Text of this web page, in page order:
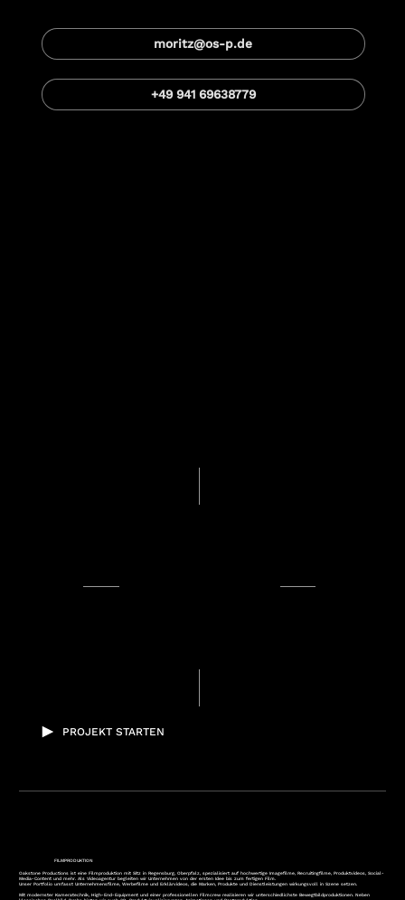
moritz@os-p.de
+49 941 69638779
PROJEKT STARTEN
FILMPRODUKTION
Oakstone Productions ist eine Filmproduktion mit Sitz in Regensburg, Oberpfalz, spezialisiert auf hochwertige Imagefilme, Recruitingfilme, Produktvideos, Social-
Media-Content und mehr. Als Videoagentur begleiten wir Unternehmen von der ersten Idee bis zum fertigen Film.
Unser Portfolio umfasst Unternehmensfilme, Werbefilme und Erklärvideos, die Marken, Produkte und Dienstleistungen wirkungsvoll in Szene setzen.
Mit modernster Kameratechnik, High-End-Equipment und einer professionellen Filmcrew realisieren wir unterschiedlichste Bewegtbildproduktionen. Neben